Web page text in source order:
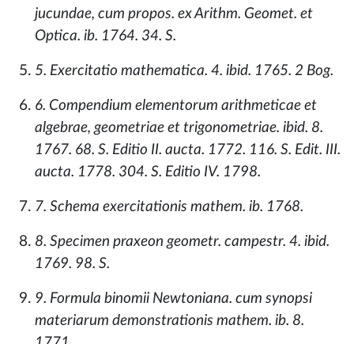
jucundae, cum propos. ex Arithm. Geomet. et
Optica. ib. 1764. 34. S.
5. Exercitatio mathematica. 4. ibid. 1765. 2 Bog.
6. Compendium elementorum arithmeticae et
algebrae, geometriae et trigonometriae. ibid. 8.
1767. 68. S. Editio II. aucta. 1772. 116. S. Edit. III.
aucta. 1778. 304. S. Editio IV. 1798.
7. Schema exercitationis mathem. ib. 1768.
8. Specimen praxeon geometr. campestr. 4. ibid.
1769. 98. S.
9. Formula binomii Newtoniana. cum synopsi
materiarum demonstrationis mathem. ib. 8.